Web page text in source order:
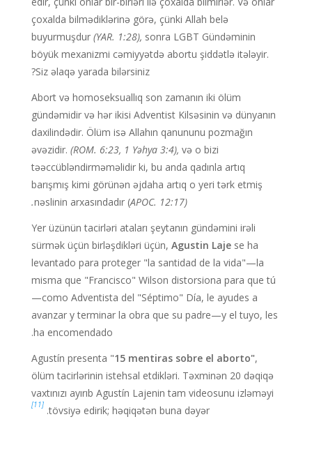
çoxalda bilmədiklərinə görə, çünki Allah belə
buyurmuşdur(YAR. 1:28), sonra LGBT Gündəminin
böyük mexanizmi cəmiyyətdə abortu şiddətlə itələyir.
Siz əlaqə yarada bilərsiniz?
Abort və homoseksuallıq son zamanın iki ölüm
gündəmidir və hər ikisi Adventist Kilsəsinin və dünyanın
daxilindədir. Ölüm isə Allahın qanununu pozmağın
əvəzidir. (ROM. 6:23, 1 Yəhya 3:4), və o bizi
təəccübləndirməməlidir ki, bu anda qadınla artıq
barışmış kimi görünən əjdaha artıq o yeri tərk etmiş
nəslinin arxasındadır (APOC. 12:17).
Yer üzünün tacirləri ataları şeytanın gündəmini irəli
sürmək üçün birləşdikləri üçün, Agustin Lajese ha
levantado para proteger "la santidad de la vida"—la
misma que "Francisco" Wilson distorsiona para que tú
—como Adventista del "Séptimo" Día, le ayudes a
avanzar y terminar la obra que su padre—y el tuyo, les
ha encomendado.
Agustín presenta "15 mentiras sobre el aborto",
ölüm tacirlərinin istehsal etdikləri. Təxminən 20 dəqiqə
vaxtınızı ayırıb Agustín Lajenin tam videosunu izləməyi
tövsiyə edirik; həqiqətən buna dəyər.
[11]